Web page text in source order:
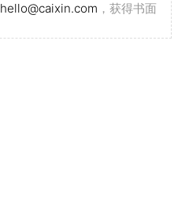
hello@caixin.com ，获得书面